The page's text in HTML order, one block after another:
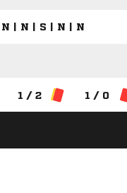
N | N | S | N | N
1 / 2 1 / 0